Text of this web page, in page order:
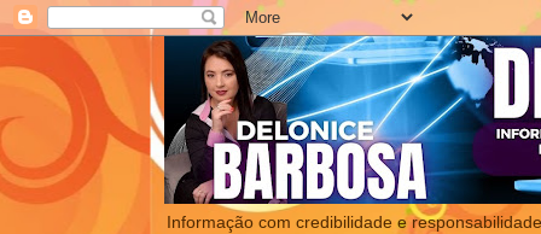
Informação com credibilidade e